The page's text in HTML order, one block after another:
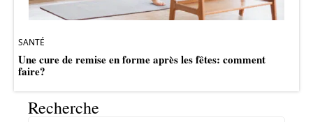
SANTÉ
Une cure de remise en forme après les fêtes: comment
faire?
Recherche